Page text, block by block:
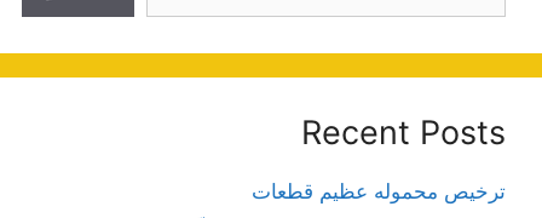
Recent Posts
ترخیص محموله عظیم قطعات